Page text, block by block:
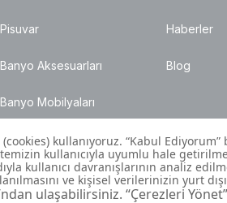
Pisuvar
Banyo Aksesuarları
Banyo Mobilyaları
Haberler
Blog